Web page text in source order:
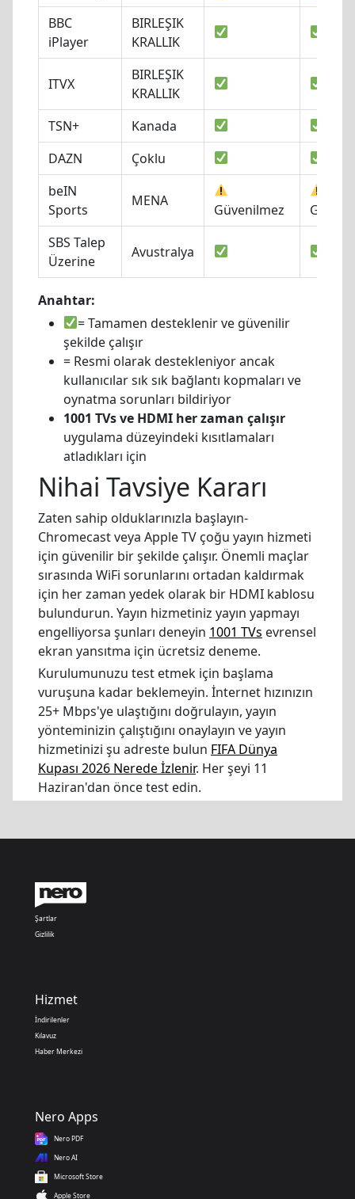
BBC
iPlayer
BIRLEŞIK
KRALLIK
ITVX
BIRLEŞIK
KRALLIK
TSN+
Kanada
DAZN
Çoklu
beIN
Sports
MENA
Güvenilmez
SBS Talep
Üzerine
Avustralya
Anahtar:
= Tamamen desteklenir ve güvenilir
şekilde çalışır
= Resmi olarak destekleniyor ancak
kullanıcılar sık sık bağlantı kopmaları ve
oynatma sorunları bildiriyor
1001 TVs ve HDMI her zaman çalışır
uygulama düzeyindeki kısıtlamaları
atladıkları için
Nihai Tavsiye Kararı
Zaten sahip olduklarınızla başlayın-
Chromecast veya Apple TV çoğu yayın hizmeti
için güvenilir bir şekilde çalışır. Önemli maçlar
sırasında WiFi sorunlarını ortadan kaldırmak
için her zaman yedek olarak bir HDMI kablosu
bulundurun. Yayın hizmetiniz yayın yapmayı
engelliyorsa şunları deneyin 1001 TVs evrensel
ekran yansıtma için ücretsiz deneme.
Kurulumunuzu test etmek için başlama
vuruşuna kadar beklemeyin. İnternet hızınızın
25+ Mbps'ye ulaştığını doğrulayın, yayın
yönteminizin çalıştığını onaylayın ve yayın
hizmetinizi şu adreste bulun FIFA Dünya
Kupası 2026 Nerede İzlenir. Her şeyi 11
Haziran'dan önce test edin.
Şartlar
Gizlilik
Hizmet
İndirilenler
Kılavuz
Haber Merkezi
Nero Apps
Nero PDF
Nero AI
Microsoft Store
Apple Store